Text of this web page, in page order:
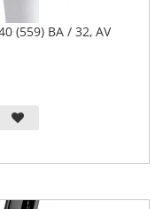
(559) BA / 32, AV